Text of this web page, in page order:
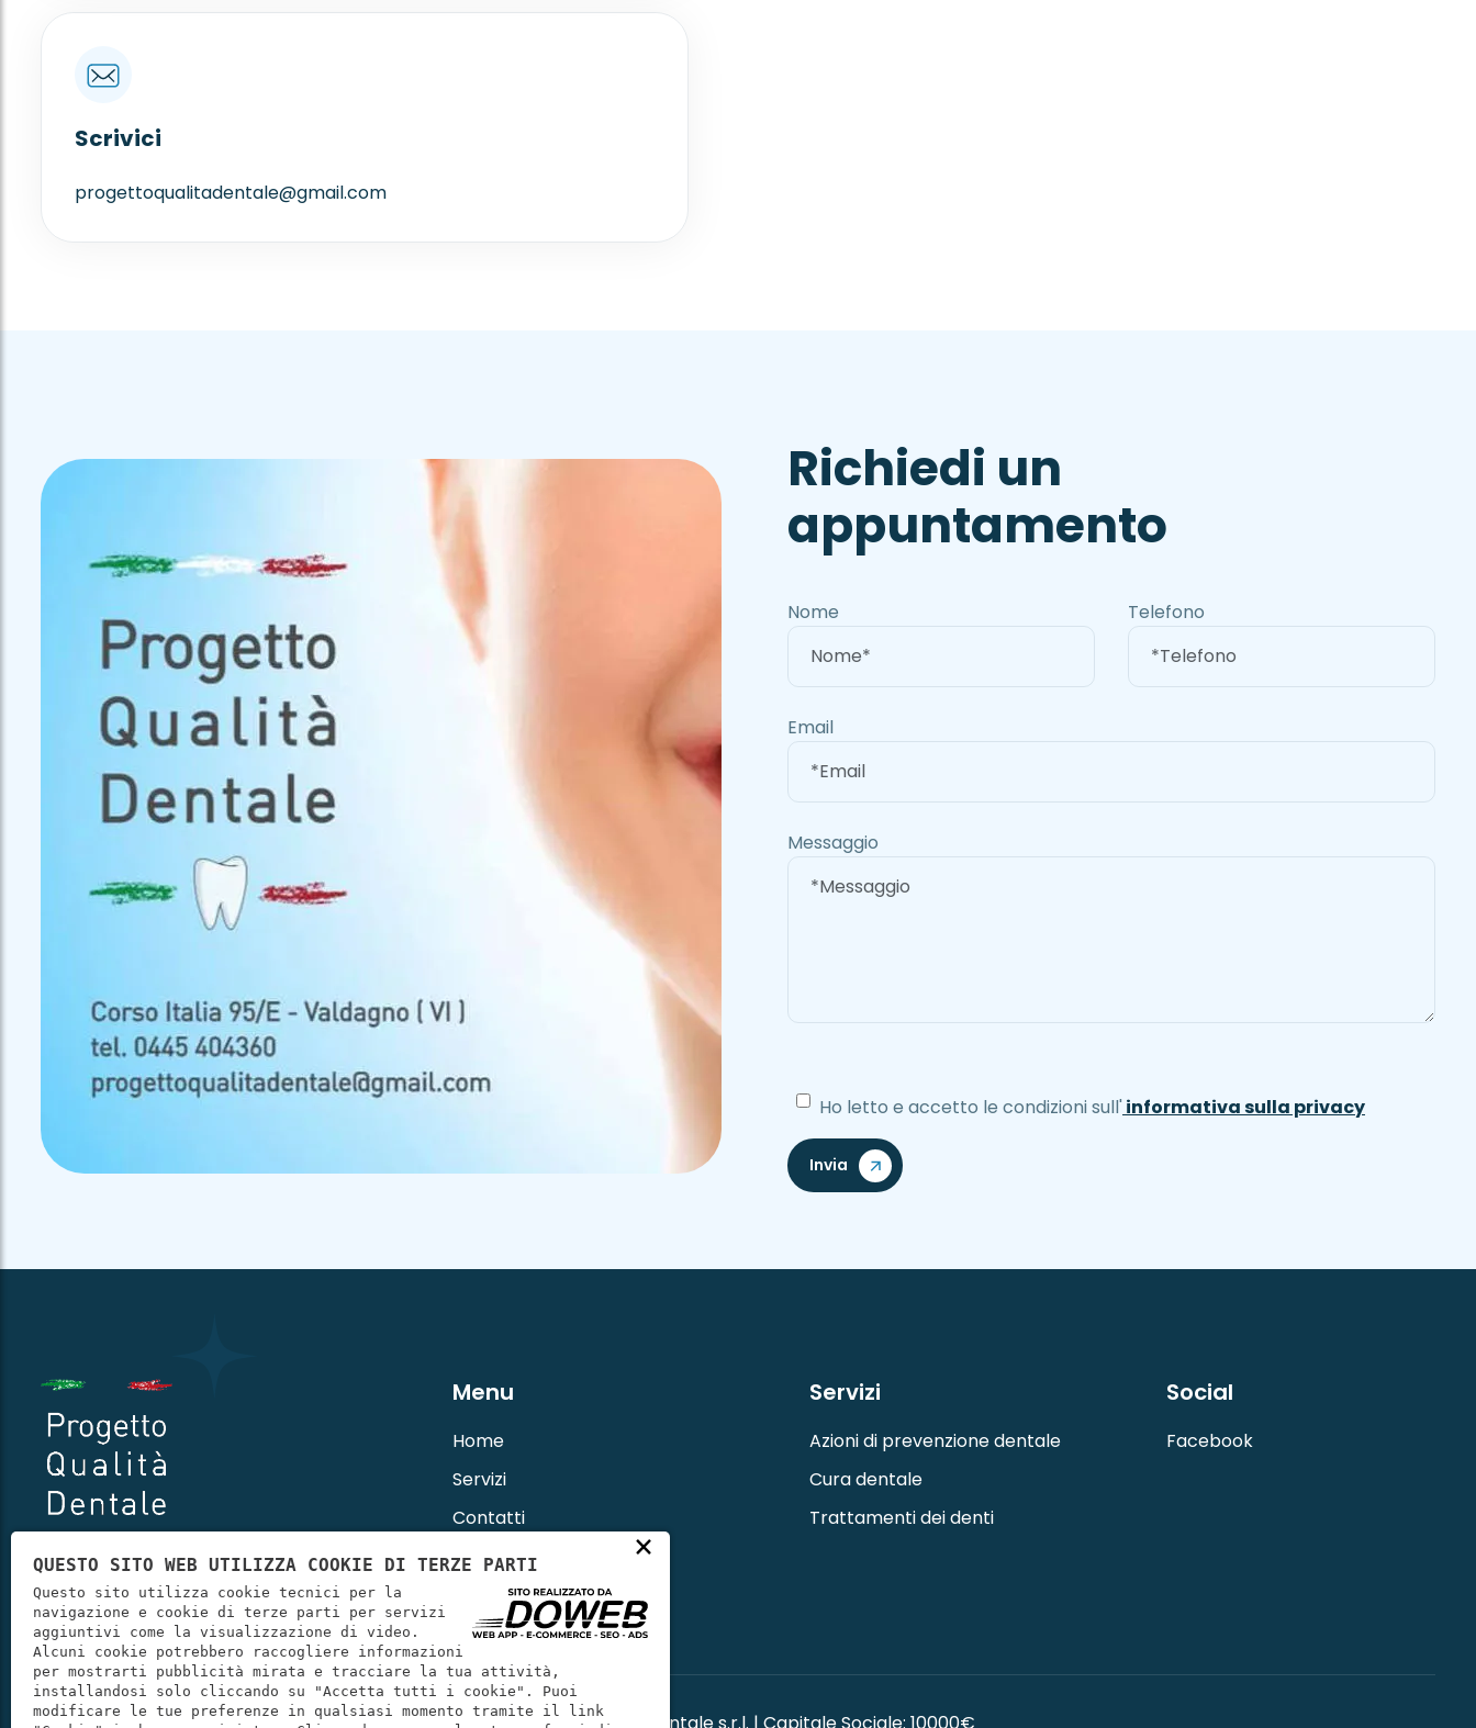
Scrivici
progettoqualitadentale@gmail.com
Richiedi un
appuntamento
Nome Telefono
Email
Messaggio
Ho letto e accetto le condizioni sull'informativa sulla privacy
Invia
Menu
Home
Servizi
Contatti
Servizi
Azioni di prevenzione dentale
Cura dentale
Trattamenti dei denti
Social
Facebook
×
QUESTO SITO WEB UTILIZZA COOKIE DI TERZE PARTI
Questo sito utilizza cookie tecnici per la
navigazione e cookie di terze parti per servizi
aggiuntivi come la visualizzazione di video.
Alcuni cookie potrebbero raccogliere informazioni
per mostrarti pubblicità mirata e tracciare la tua attività,
installandosi solo cliccando su "Accetta tutti i cookie". Puoi
modificare le tue preferenze in qualsiasi momento tramite il link